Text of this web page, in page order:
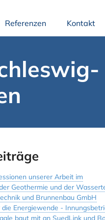
Referenzen Kontakt
unserer Arbeit im
Geothermie und der
und Brunnenbau GmbH
die Energiewende -
baut mit an SuedLink und